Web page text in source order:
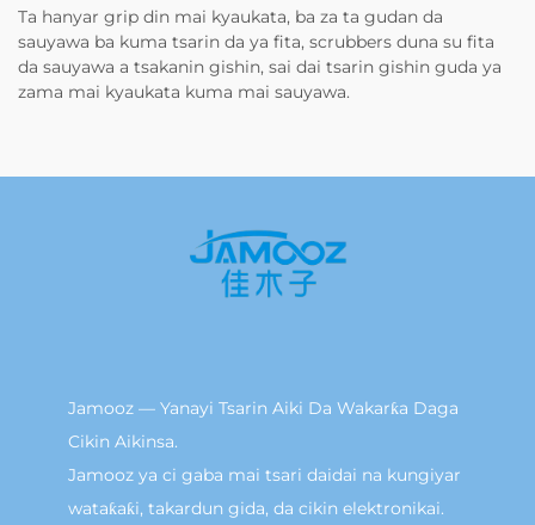
Ta hanyar grip din mai kyaukata, ba za ta gudan da
sauyawa ba kuma tsarin da ya fita, scrubbers duna su fita
da sauyawa a tsakanin gishin, sai dai tsarin gishin guda ya
zama mai kyaukata kuma mai sauyawa.
Jamooz — Yanayi Tsarin Aiki Da Wakarƙa Daga
Cikin Aikinsa.
Jamooz ya ci gaba mai tsari daidai na kungiyar
wataƙaƙi, takardun gida, da cikin elektronikai.